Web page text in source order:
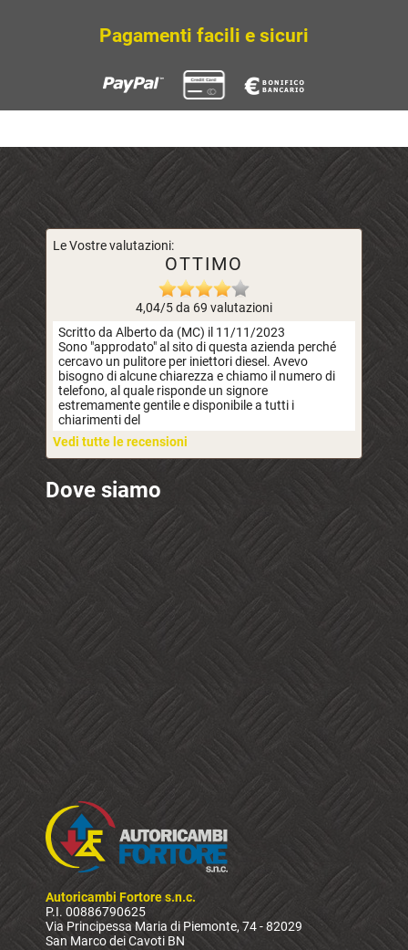
Pagamenti facili e sicuri
Le Vostre valutazioni:
OTTIMO
4,04/5 da 69 valutazioni
Scritto da Alberto da (MC) il 11/11/2023
Sono "approdato" al sito di questa azienda perché
cercavo un pulitore per iniettori diesel. Avevo
bisogno di alcune chiarezza e chiamo il numero di
telefono, al quale risponde un signore
estremamente gentile e disponibile a tutti i
chiarimenti del
Vedi tutte le recensioni
Dove siamo
Autoricambi Fortore s.n.c.
P.I. 00886790625
Via Principessa Maria di Piemonte, 74 - 82029
San Marco dei Cavoti BN